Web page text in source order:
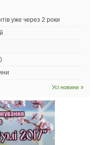
уже через 2 роки
Усі новини